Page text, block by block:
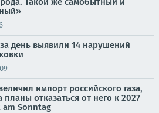
день выявили 14 нарушений
импорт российского газа,
планы отказаться от него к 2027
am Sonntag